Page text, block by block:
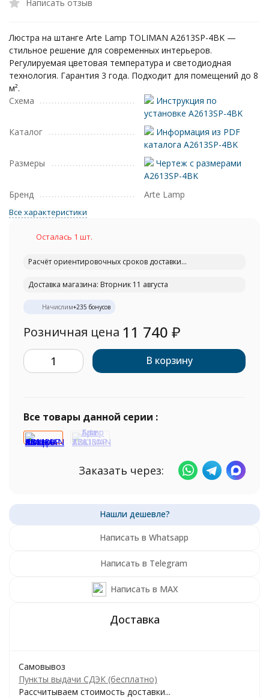
Написать отзыв
Люстра на штанге Arte Lamp TOLIMAN A2613SP-4BK —
стильное решение для современных интерьеров.
Регулируемая цветовая температура и светодиодная
технология. Гарантия 3 года. Подходит для помещений до 8
м².
Схема
Инструкция по
установке A2613SP-4BK
Каталог
Информация из PDF
каталога A2613SP-4BK
Размеры
Чертеж с размерами
A2613SP-4BK
Бренд
Arte Lamp
Все характеристики
Осталась 1 шт.
Расчёт ориентировочных сроков доставки...
Доставка магазина: Вторник 11 августа
Начислим+235 бонусов
Розничная цена 11 740 ₽
В корзину
Все товары данной серии :
Заказать через:
Написать в Whatsapp
Написать в Telegram
Написать в MAX
Самовывоз
Пункты выдачи СДЭК (бесплатно)
Рассчитываем стоимость доставки...